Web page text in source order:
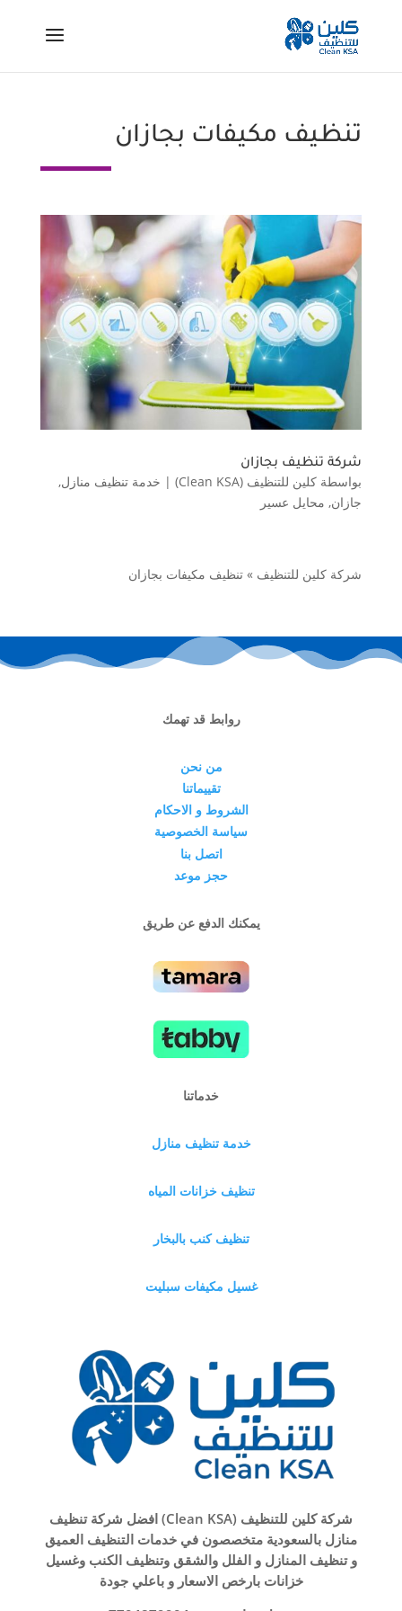
تنظيف مكيفات بجازان
شركة تنظيف بجازان
بواسطة كلين للتنظيف (Clean KSA) | خدمة تنظيف منازل,
جازان, محايل عسير
شركة كلين للتنظيف » تنظيف مكيفات بجازان
روابط قد تهمك
من نحن
تقييماتنا
الشروط و الاحكام
سياسة الخصوصية
اتصل بنا
حجز موعد
يمكنك الدفع عن طريق
خدماتنا
خدمة تنظيف منازل
تنظيف خزانات المياه
تنظيف كنب بالبخار
غسيل مكيفات سبليت
شركة كلين للتنظيف (Clean KSA) افضل شركة تنظيف
منازل بالسعودية متخصصون في خدمات التنظيف العميق
و تنظيف المنازل و الفلل والشقق وتنظيف الكنب وغسيل
خزانات بارخص الاسعار و باعلي جودة